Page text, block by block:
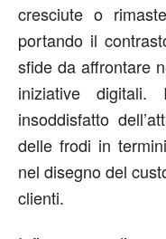
cresciute o
portando il
sfide da affrontare
iniziative
insoddisfatto
delle frodi in
nel disegno del
clienti.